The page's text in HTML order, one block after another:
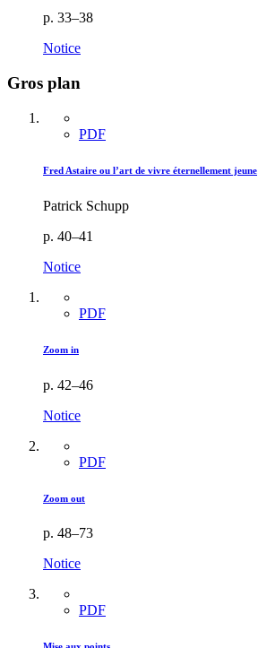
p. 33–38
Notice
Gros plan
PDF
Fred Astaire ou l’art de vivre éternellement jeune
Patrick Schupp
p. 40–41
Notice
PDF
Zoom in
p. 42–46
Notice
PDF
Zoom out
p. 48–73
Notice
PDF